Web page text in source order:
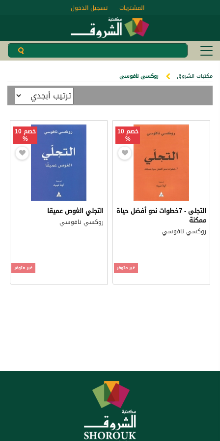
تسجيل الدخول المشتريات
مكتبات الشروق روكسي نافوسي
خصم 10
%
التجلى - 7خطوات نحو أفضل حياة
ممكنة
روكسي نافوسي
غير متوفر
خصم 10
%
التجلي الغوص عميقا
روكسي نافوسي
غير متوفر